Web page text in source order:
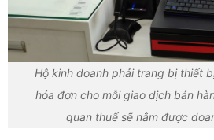
Hộ kinh doanh phải trang bị thiết
hóa đơn cho mỗi giao dịch bán
quan thuế sẽ nắm được